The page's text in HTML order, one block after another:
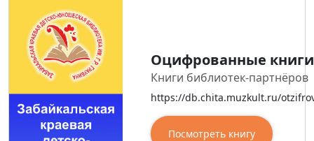
Оцифрованные книги
Книги библиотек-партнёров
https://db.chita.muzkult.ru/
Посмотреть книгу